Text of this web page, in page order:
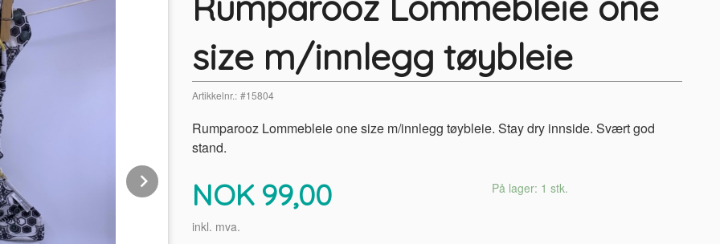
size m/innlegg tøybleie
Artikkelnr.: #15804
Rumparooz Lommebleie one size m/innlegg tøybleie. Stay dry innside. Svært god
stand.
Pris
NOK 99,00
inkl. mva.
På lager: 1 stk.